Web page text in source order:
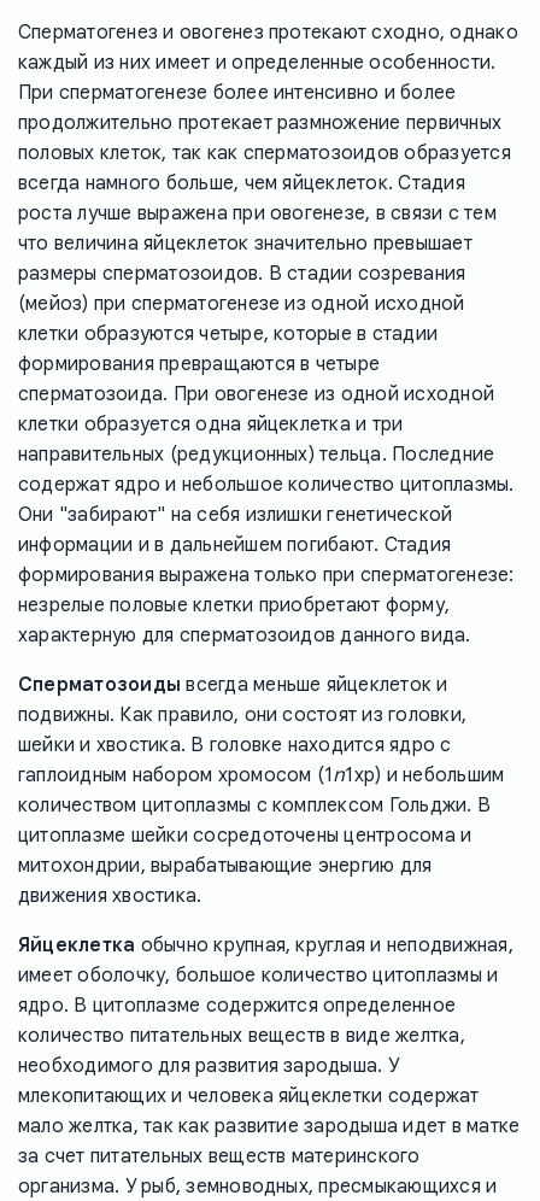
Сперматогенез и овогенез протекают сходно, однако
каждый из них имеет и определенные особенности.
При сперматогенезе более интенсивно и более
продолжительно протекает размножение первичных
половых клеток, так как сперматозоидов образуется
всегда намного больше, чем яйцеклеток. Стадия
роста лучше выражена при овогенезе, в связи с тем
что величина яйцеклеток значительно превышает
размеры сперматозоидов. В стадии созревания
(мейоз) при сперматогенезе из одной исходной
клетки образуются четыре, которые в стадии
формирования превращаются в четыре
сперматозоида. При овогенезе из одной исходной
клетки образуется одна яйцеклетка и три
направительных (редукционных) тельца. Последние
содержат ядро и небольшое количество цитоплазмы.
Они "забирают" на себя излишки генетической
информации и в дальнейшем погибают. Стадия
формирования выражена только при сперматогенезе:
незрелые половые клетки приобретают форму,
характерную для сперматозоидов данного вида.
Сперматозоиды всегда меньше яйцеклеток и
подвижны. Как правило, они состоят из головки,
шейки и хвостика. В головке находится ядро с
гаплоидным набором хромосом (1n1хр) и небольшим
количеством цитоплазмы с комплексом Гольджи. В
цитоплазме шейки сосредоточены центросома и
митохондрии, вырабатывающие энергию для
движения хвостика.
Яйцеклетка обычно крупная, круглая и неподвижная,
имеет оболочку, большое количество цитоплазмы и
ядро. В цитоплазме содержится определенное
количество питательных веществ в виде желтка,
необходимого для развития зародыша. У
млекопитающих и человека яйцеклетки содержат
мало желтка, так как развитие зародыша идет в матке
за счет питательных веществ материнского
организма. У рыб, земноводных, пресмыкающихся и